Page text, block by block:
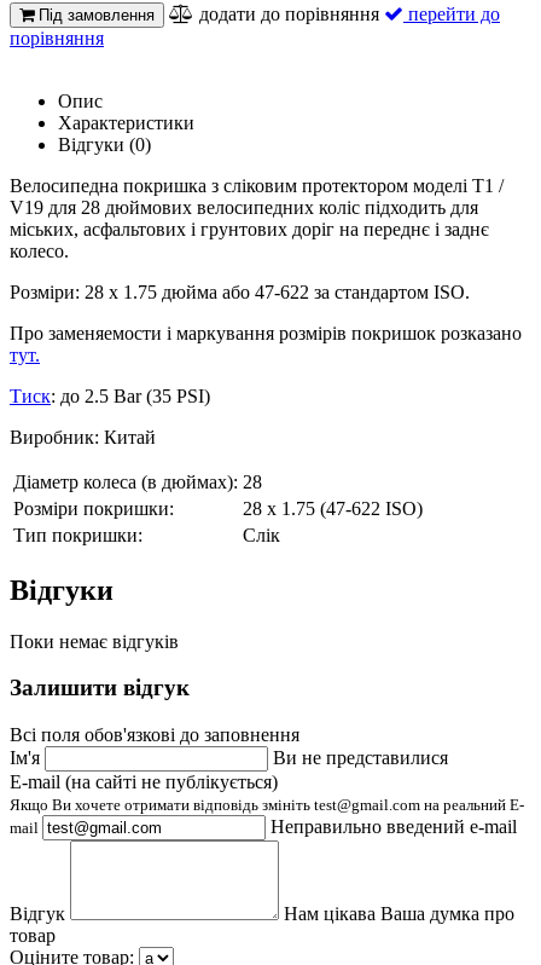
Під замовлення додати до порівняння
перейти до
порівняння
Опис
Характеристики
Відгуки (0)
Велосипедна покришка з сліковим протектором моделі T1 /
V19 для 28 дюймових велосипедних коліс підходить для
міських, асфальтових і грунтових доріг на переднє і заднє
колесо.
Розміри: 28 х 1.75 дюйма або 47-622 за стандартом ISO.
Про заменяемости і маркування розмірів покришок розказано
тут.
Тиск: до 2.5 Bar (35 PSI)
Виробник: Китай
Діаметр колеса (в дюймах): 28
Розміри покришки:
28 х 1.75 (47-622 ISO)
Тип покришки:
Слік
Відгуки
Поки немає відгуків
Залишити відгук
Всі поля обов'язкові до заповнення
Ім'я
Ви не представилися
E-mail (на сайті не публікується)
Якщо Ви хочете отримати відповідь змініть test@gmail.com на реальний E-
mail
Неправильно введений e-mail
Відгук
Нам цікава Ваша думка про
товар
Оціните товар: